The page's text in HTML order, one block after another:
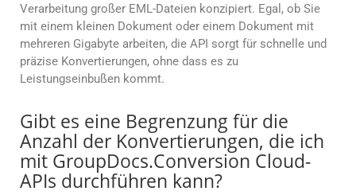
Verarbeitung großer EML-Dateien konzipiert. Egal, ob Sie
mit einem kleinen Dokument oder einem Dokument mit
mehreren Gigabyte arbeiten, die API sorgt für schnelle und
präzise Konvertierungen, ohne dass es zu
Leistungseinbußen kommt.
Gibt es eine Begrenzung für die
Anzahl der Konvertierungen, die ich
mit GroupDocs.Conversion Cloud-
APIs durchführen kann?